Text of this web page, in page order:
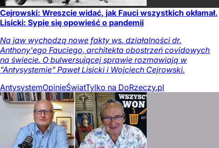
Cejrowski: Wreszcie widać, jak Fauci wszystkich okłamał.
Lisicki: Sypie się opowieść o pandemii
Na jaw wychodzą nowe fakty ws. działalności dr.
Anthony'ego Fauciego, architekta obostrzeń covidowych
na świecie. O bulwersującej sprawie rozmawiają w
"Antysystemie" Paweł Lisicki i Wojciech Cejrowski.
AntysystemOpinieŚwiatTylko na DoRzeczy.pl